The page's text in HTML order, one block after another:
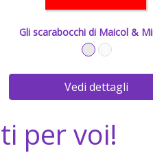
Vedi dettagli
per voi!